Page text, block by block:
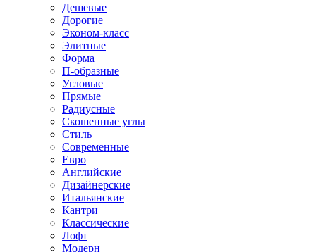
Дешевые
Дорогие
Эконом-класс
Элитные
Форма
П-образные
Угловые
Прямые
Радиусные
Скошенные углы
Стиль
Современные
Евро
Английские
Дизайнерские
Итальянские
Кантри
Классические
Лофт
Модерн